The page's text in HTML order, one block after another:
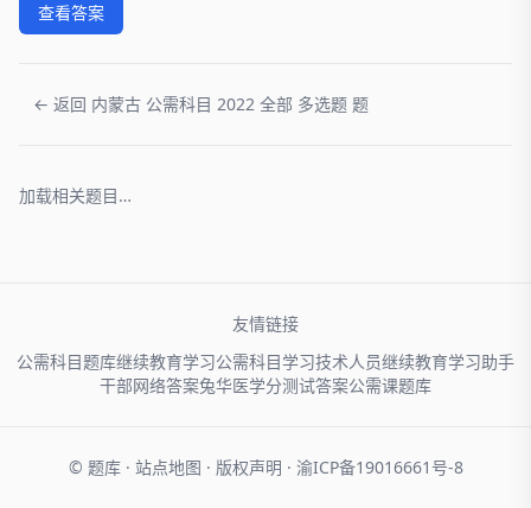
查看答案
← 返回 内蒙古 公需科目 2022 全部 多选题 题
加载相关题目…
友情链接
公需科目题库继续教育学习公需科目学习技术人员继续教育学习助手
干部网络答案兔华医学分测试答案公需课题库
© 题库 · 站点地图 · 版权声明 · 渝ICP备19016661号-8